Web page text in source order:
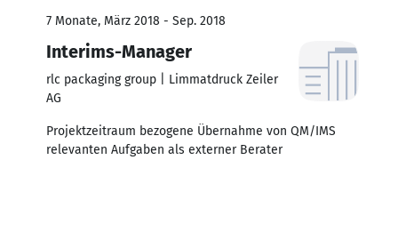
7 Monate, März 2018 - Sep. 2018
Interims-Manager
rlc packaging group | Limmatdruck Zeiler
AG
Projektzeitraum bezogene Übernahme von QM/IMS
relevanten Aufgaben als externer Berater